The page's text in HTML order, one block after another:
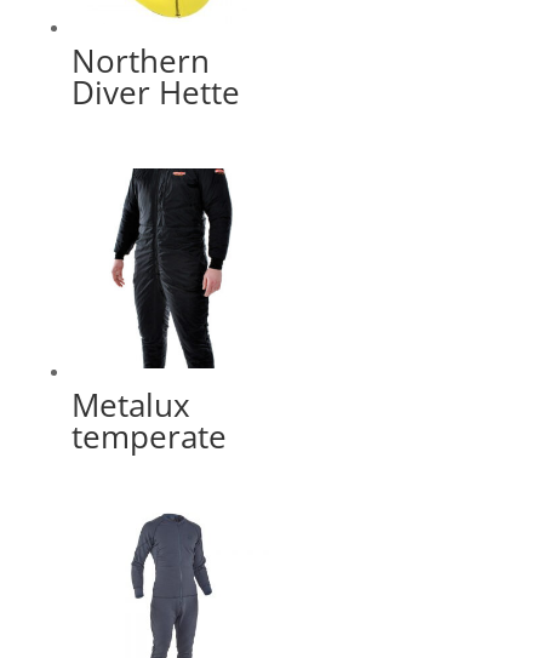
Northern
Diver Hette
Metalux
temperate